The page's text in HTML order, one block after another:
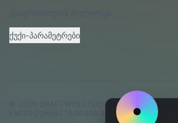
ქუქი-პარამეტრები
CRAFTWEBSTUDIO
ᲧᲕᲔᲚᲐ ᲣᲤᲚᲔᲑᲐ
LINKEDINGITHUB